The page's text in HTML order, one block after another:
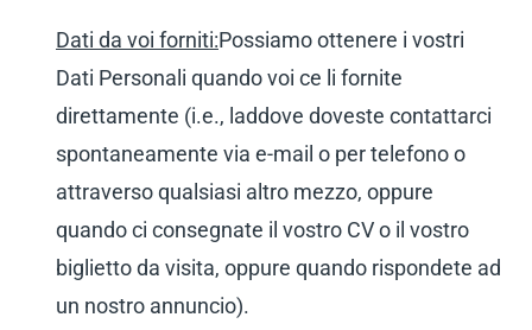
Dati da voi forniti:Possiamo ottenere i vostri
Dati Personali quando voi ce li fornite
direttamente (i.e., laddove doveste contattarci
spontaneamente via e-mail o per telefono o
attraverso qualsiasi altro mezzo, oppure
quando ci consegnate il vostro CV o il vostro
biglietto da visita, oppure quando rispondete ad
un nostro annuncio).